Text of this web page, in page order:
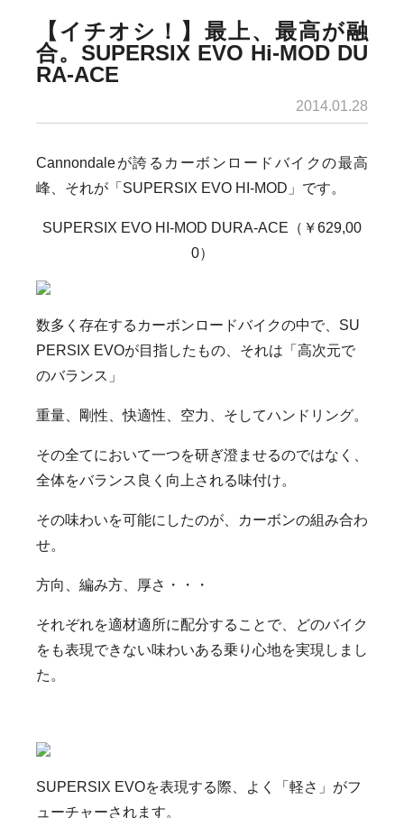
【イチオシ！】最上、最高が融
合。SUPERSIX EVO Hi-MOD DU
RA-ACE
2014.01.28
Cannondaleが誇るカーボンロードバイクの最高
峰、それが「SUPERSIX EVO HI-MOD」です。
SUPERSIX EVO HI-MOD DURA-ACE（￥629,00
0）
数多く存在するカーボンロードバイクの中で、SU
PERSIX EVOが目指したもの、それは「高次元で
のバランス」
重量、剛性、快適性、空力、そしてハンドリング。
その全てにおいて一つを研ぎ澄ませるのではなく、
全体をバランス良く向上される味付け。
その味わいを可能にしたのが、カーボンの組み合わ
せ。
方向、編み方、厚さ・・・
それぞれを適材適所に配分することで、どのバイク
をも表現できない味わいある乗り心地を実現しまし
た。
SUPERSIX EVOを表現する際、よく「軽さ」がフ
ューチャーされます。